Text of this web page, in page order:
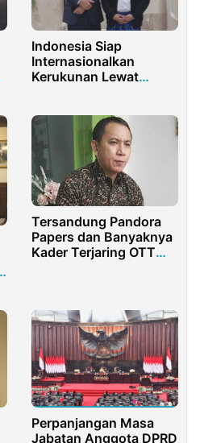
Indonesia Siap
Internasionalkan
Kerukunan Lewat
Tersandung Pandora
Papers dan Banyaknya
Kader Terjaring OTT
Perpanjangan Masa
Jabatan Anggota DPRD